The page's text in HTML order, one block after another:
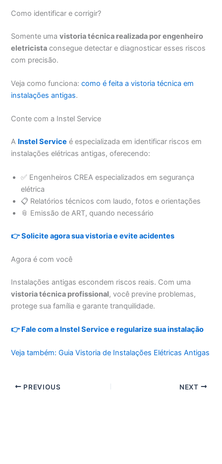
Como identificar e corrigir?
Somente umavistoria técnica realizada por engenheiro
eletricista consegue detectar e diagnosticar esses riscos
com precisão.
Veja como funciona:como é feita a vistoria técnica em
instalações antigas.
Conte com a Instel Service
A Instel Service é especializada em identificar riscos em
instalações elétricas antigas, oferecendo:
✅ Engenheiros CREA especializados em segurança
elétrica
📋 Relatórios técnicos com laudo, fotos e orientações
📎 Emissão de ART, quando necessário
👉 Solicite agora sua vistoria e evite acidentes
Agora é com você
Instalações antigas escondem riscos reais. Com uma
vistoria técnica profissional, você previne problemas,
protege sua família e garante tranquilidade.
👉 Fale com a Instel Service e regularize sua instalação
Veja também: Guia Vistoria de Instalações Elétricas Antigas
PREVIOUS NEXT